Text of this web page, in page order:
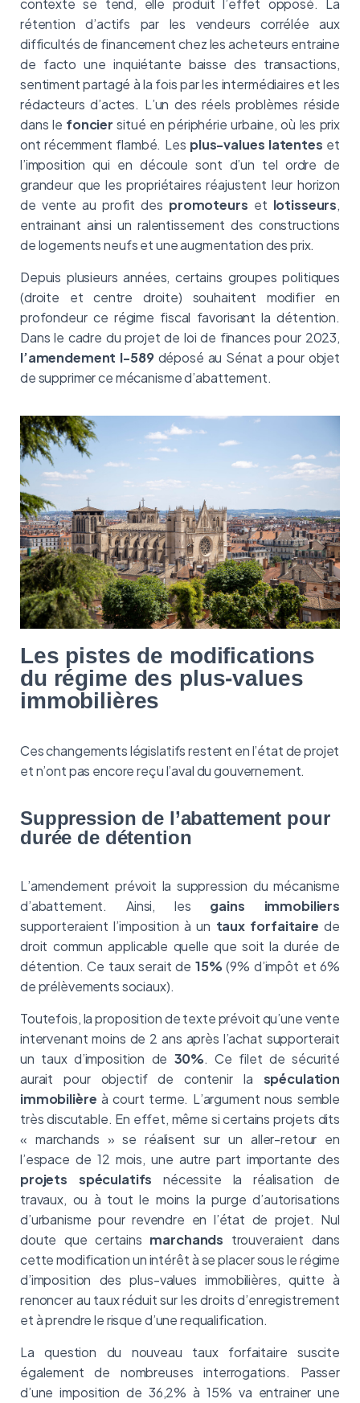
contexte se tend, elle produit l’effet opposé. La
rétention d’actifs par les vendeurs corrélée aux
difficultés de financement chez les acheteurs entraine
de facto une inquiétante baisse des transactions,
sentiment partagé à la fois par les intermédiaires et les
rédacteurs d’actes. L’un des réels problèmes réside
dans le foncier situé en périphérie urbaine, où les prix
ont récemment flambé. Les plus-values latentes et
l’imposition qui en découle sont d’un tel ordre de
grandeur que les propriétaires réajustent leur horizon
de vente au profit des promoteurs et lotisseurs,
entrainant ainsi un ralentissement des constructions
de logements neufs et une augmentation des prix.
Depuis plusieurs années, certains groupes politiques
(droite et centre droite) souhaitent modifier en
profondeur ce régime fiscal favorisant la détention.
Dans le cadre du projet de loi de finances pour 2023,
l’amendement I-589 déposé au Sénat a pour objet
de supprimer ce mécanisme d’abattement.
Les pistes de modifications
du régime des plus-values
immobilières
Ces changements législatifs restent en l’état de projet
et n’ont pas encore reçu l’aval du gouvernement.
Suppression de l’abattement pour
durée de détention
L’amendement prévoit la suppression du mécanisme
d’abattement. Ainsi, les gains immobiliers
supporteraient l’imposition à un taux forfaitaire de
droit commun applicable quelle que soit la durée de
détention. Ce taux serait de 15% (9% d’impôt et 6%
de prélèvements sociaux).
Toutefois, la proposition de texte prévoit qu’une vente
intervenant moins de 2 ans après l’achat supporterait
un taux d’imposition de 30%. Ce filet de sécurité
aurait pour objectif de contenir la spéculation
immobilière à court terme. L’argument nous semble
très discutable. En effet, même si certains projets dits
« marchands » se réalisent sur un aller-retour en
l’espace de 12 mois, une autre part importante des
projets spéculatifs nécessite la réalisation de
travaux, ou à tout le moins la purge d’autorisations
d’urbanisme pour revendre en l’état de projet. Nul
doute que certains marchands trouveraient dans
cette modification un intérêt à se placer sous le régime
d’imposition des plus-values immobilières, quitte à
renoncer au taux réduit sur les droits d’enregistrement
et à prendre le risque d’une requalification.
La question du nouveau taux forfaitaire suscite
également de nombreuses interrogations. Passer
d’une imposition de 36,2% à 15% va entrainer une